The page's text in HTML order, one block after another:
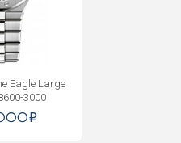
Eagle Large
3000
000i
на почту